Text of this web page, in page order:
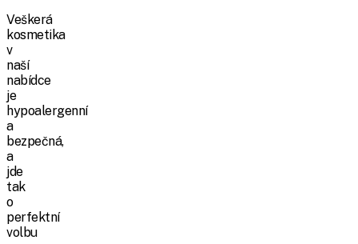
Veškerá
kosmetika
v
naší
nabídce
je
hypoalergenní
a
bezpečná,
a
jde
tak
o
perfektní
volbu